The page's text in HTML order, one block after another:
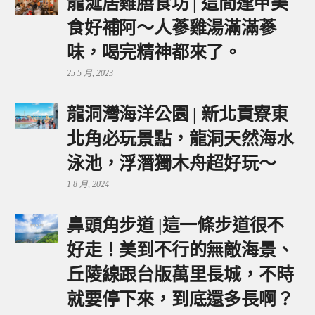
食好補阿～人蔘雞湯滿滿蔘
味，喝完精神都來了。
25 5 月, 2023
龍洞灣海洋公園 | 新北貢寮東
北角必玩景點，龍洞天然海水
泳池，浮潛獨木舟超好玩～
1 8 月, 2024
鼻頭角步道 |這一條步道很不
好走！美到不行的無敵海景、
丘陵線跟台版萬里長城，不時
就要停下來，到底還多長啊？